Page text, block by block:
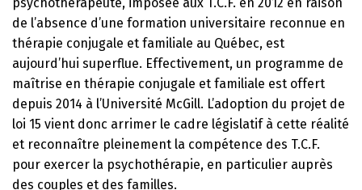
de l’absence d’une formation universitaire reconnue en
thérapie conjugale et familiale au Québec, est
aujourd’hui superflue. Effectivement, un programme de
maîtrise en thérapie conjugale et familiale est offert
depuis 2014 à l’Université McGill. L’adoption du projet de
loi 15 vient donc arrimer le cadre législatif à cette réalité
et reconnaître pleinement la compétence des T.C.F.
pour exercer la psychothérapie, en particulier auprès
des couples et des familles.